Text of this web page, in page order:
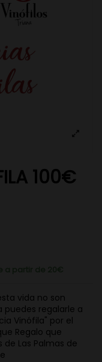
100€
vida no son
puedes regalarle a
Vinófila" por el
Regalo que
Las Palmas de